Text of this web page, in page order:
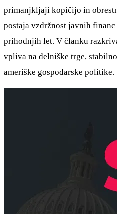
primanjkljaji kopičijo in
postaja vzdržnost javnih
prihodnjih let. V članku
vpliva na delniške trge,
ameriške gospodarske politike.